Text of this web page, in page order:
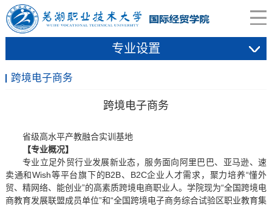
专业设置
跨境电子商务
跨境电子商务
省级高水平产教融合实训基地
【专业概况】
专业立足外贸行业发展新业态，服务面向阿里巴巴、亚马逊、速
卖通和Wish等平台旗下的B2B、B2C企业人才需求，聚力培养“懂外
贸、精网络、能创业”的高素质跨境电商职业人。学院现为“全国跨境电
商教育发展联盟成员单位”和“全国跨境电子商务综合试验区职业教育集